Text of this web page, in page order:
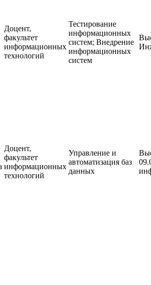
Доцент,
факультет
информационных
технологий
Тестирование
информационных
систем; Внедрение
информационных
систем
Доцент,
факультет
информационных
технологий
Управление и
автоматизация баз
данных